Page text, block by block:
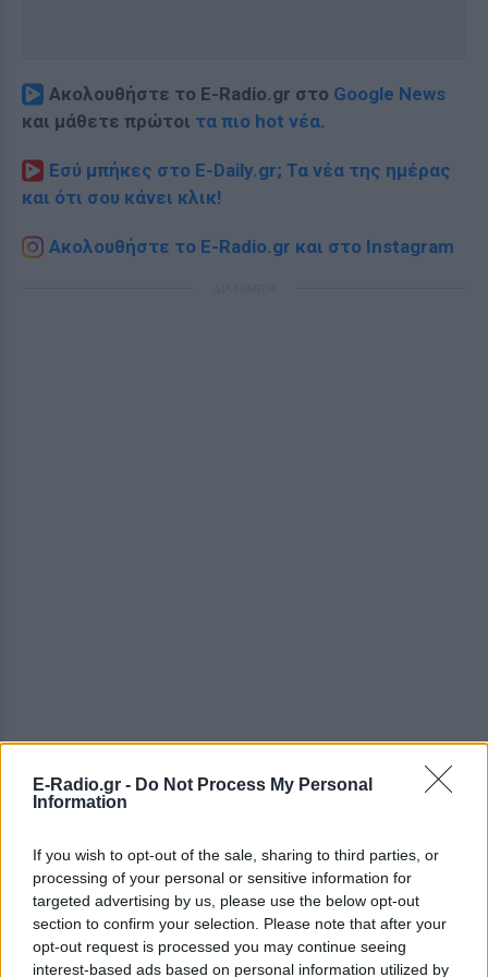
E-Radio.gr - Do Not Process My Personal
Information
If you wish to opt-out of the sale, sharing to third parties, or
processing of your personal or sensitive information for
targeted advertising by us, please use the below opt-out
section to confirm your selection. Please note that after your
opt-out request is processed you may continue seeing
interest-based ads based on personal information utilized by
Ακολουθήστε το E-Radio.gr στο Google News
και μάθετε πρώτοι τα πιο hot νέα.
Εσύ μπήκες στο E-Daily.gr; Τα νέα της ημέρας
και ότι σου κάνει κλικ!
Ακολουθήστε το E-Radio.gr και στο Instagram
ΔΕΙΤΕ ΕΠΙΣΗΣ
ΣΤΗΝ ΙΔΙΑ ΚΑΤΗΓΟΡΙΑ
«Δεν θα το ξεχάσω όσο ζω»: Η
συγκλονιστική εξομολόγηση
της Αγγελικής Ηλιάδη για τη